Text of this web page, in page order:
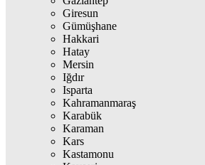
Giresun
Gümüşhane
Hakkari
Hatay
Mersin
Iğdır
Isparta
Kahramanmaraş
Karabük
Karaman
Kars
Kastamonu